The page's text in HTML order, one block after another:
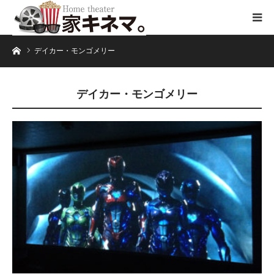
ホームデイカー・モンゴメリー
デイカー・モンゴメリー